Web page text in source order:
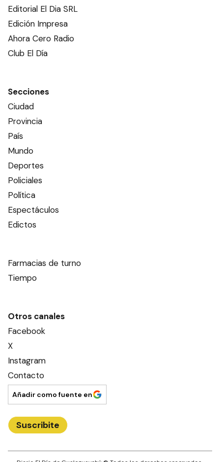
Editorial El Dia SRL
Edición Impresa
Ahora Cero Radio
Club El Día
Secciones
Ciudad
Provincia
País
Mundo
Deportes
Policiales
Política
Espectáculos
Edictos
Farmacias de turno
Tiempo
Otros canales
Facebook
X
Instagram
Contacto
Añadir como fuente en
Suscribite